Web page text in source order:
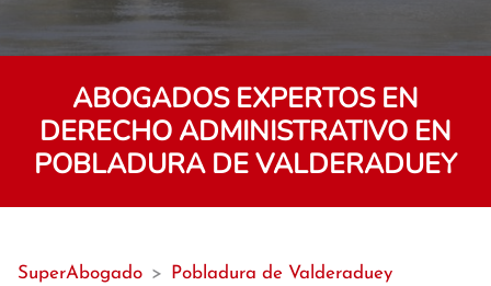
ABOGADOS EXPERTOS EN
DERECHO ADMINISTRATIVO EN
POBLADURA DE VALDERADUEY
SuperAbogado > Pobladura de Valderaduey